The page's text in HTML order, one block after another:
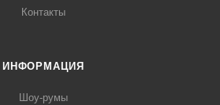
Контакты
ИНФОРМАЦИЯ
Шоу-румы